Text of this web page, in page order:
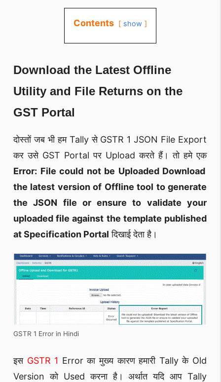
Contents show
Download the Latest Offline
Utility and File Returns on the
GST Portal
दोस्तों जब भी हम Tally से GSTR 1 JSON File Export
कर उसे GST Portal पर Upload करते हैं। तो हमे एक
Error: File could not be Uploaded Download
the latest version of Offline tool to generate
the JSON file or ensure to validate your
uploaded file against the template published
at Specification Portal दिखाई देता है।
GSTR 1 Error in Hindi
इस GSTR 1 Error का मुख्य कारण हमारी Tally के Old
Version को Used करना है। अर्थात यदि आप Tally